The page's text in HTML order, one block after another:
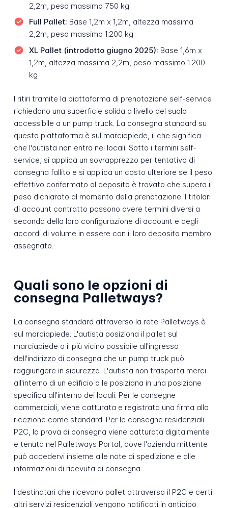
2,2m, peso massimo 750 kg
Full Pallet: Base 1,2m x 1,2m, altezza massima
2,2m, peso massimo 1.200 kg
XL Pallet (introdotto giugno 2025): Base 1,6m x
1,2m, altezza massima 2,2m, peso massimo 1.200
kg
I ritiri tramite la piattaforma di prenotazione self-service
richiedono una superficie solida a livello del suolo
accessibile a un pump truck. La consegna standard su
questa piattaforma è sul marciapiede, il che significa
che l'autista non entra nei locali. Sotto i termini self-
service, si applica un sovrapprezzo per tentativo di
consegna fallito e si applica un costo ulteriore se il peso
effettivo confermato al deposito è trovato che supera il
peso dichiarato al momento della prenotazione. I titolari
di account contratto possono avere termini diversi a
seconda della loro configurazione di account e degli
accordi di volume in essere con il loro deposito membro
assegnato.
Quali sono le opzioni di
consegna Palletways?
La consegna standard attraverso la rete Palletways è
sul marciapiede. L'autista posiziona il pallet sul
marciapiede o il più vicino possibile all'ingresso
dell'indirizzo di consegna che un pump truck può
raggiungere in sicurezza. L'autista non trasporta merci
all'interno di un edificio o le posiziona in una posizione
specifica all'interno dei locali. Per le consegne
commerciali, viene catturata e registrata una firma alla
ricezione come standard. Per le consegne residenziali
P2C, la prova di consegna viene catturata digitalmente
e tenuta nel Palletways Portal, dove l'azienda mittente
può accedervi insieme alle note di spedizione e alle
informazioni di ricevuta di consegna.
I destinatari che ricevono pallet attraverso il P2C e certi
altri servizi residenziali vengono notificati in anticipo